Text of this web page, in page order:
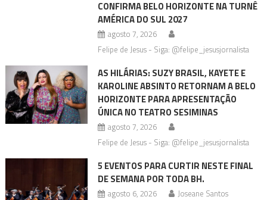
CONFIRMA BELO HORIZONTE NA TURNÊ
AMÉRICA DO SUL 2027
agosto 7, 2026
Felipe de Jesus - Siga: @felipe_jesusjornalista
AS HILÁRIAS: SUZY BRASIL, KAYETE E
KAROLINE ABSINTO RETORNAM A BELO
HORIZONTE PARA APRESENTAÇÃO
ÚNICA NO TEATRO SESIMINAS
agosto 7, 2026
Felipe de Jesus - Siga: @felipe_jesusjornalista
5 EVENTOS PARA CURTIR NESTE FINAL
DE SEMANA POR TODA BH.
agosto 6, 2026 Joseane Santos